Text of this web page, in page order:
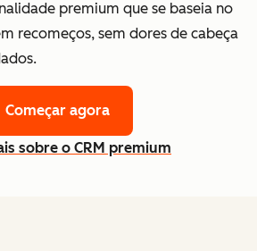
premium que se baseia no
recomeços, sem dores de cabeça
Começar agora
sobre o CRM premium